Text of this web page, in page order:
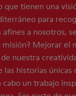
que tienen una
para
afines a nosotros,
misión? Mejorar el
nuestra
las historias
cabo un trabajo